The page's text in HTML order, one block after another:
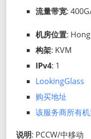
流量带宽:
机房位置:
构架: KVM
IPv4: 1
LookingGlass
购买地址
该服务商所有
说明: PCCW/中移动